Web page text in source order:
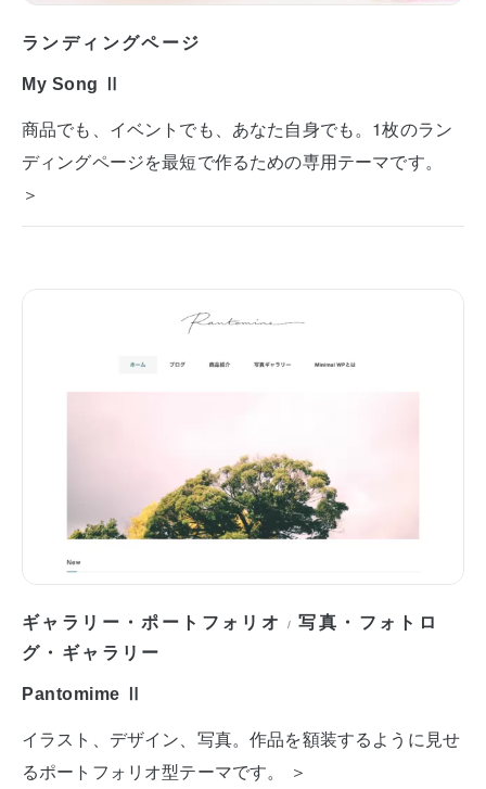
ランディングページ
My Song Ⅱ
商品でも、イベントでも、あなた自身でも。1枚のラン
ディングページを最短で作るための専用テーマです。
＞
ギャラリー・ポートフォリオ /写真・フォトロ
グ・ギャラリー
Pantomime Ⅱ
イラスト、デザイン、写真。作品を額装するように見せ
るポートフォリオ型テーマです。 ＞